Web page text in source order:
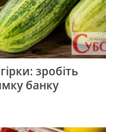
зробіть
банку